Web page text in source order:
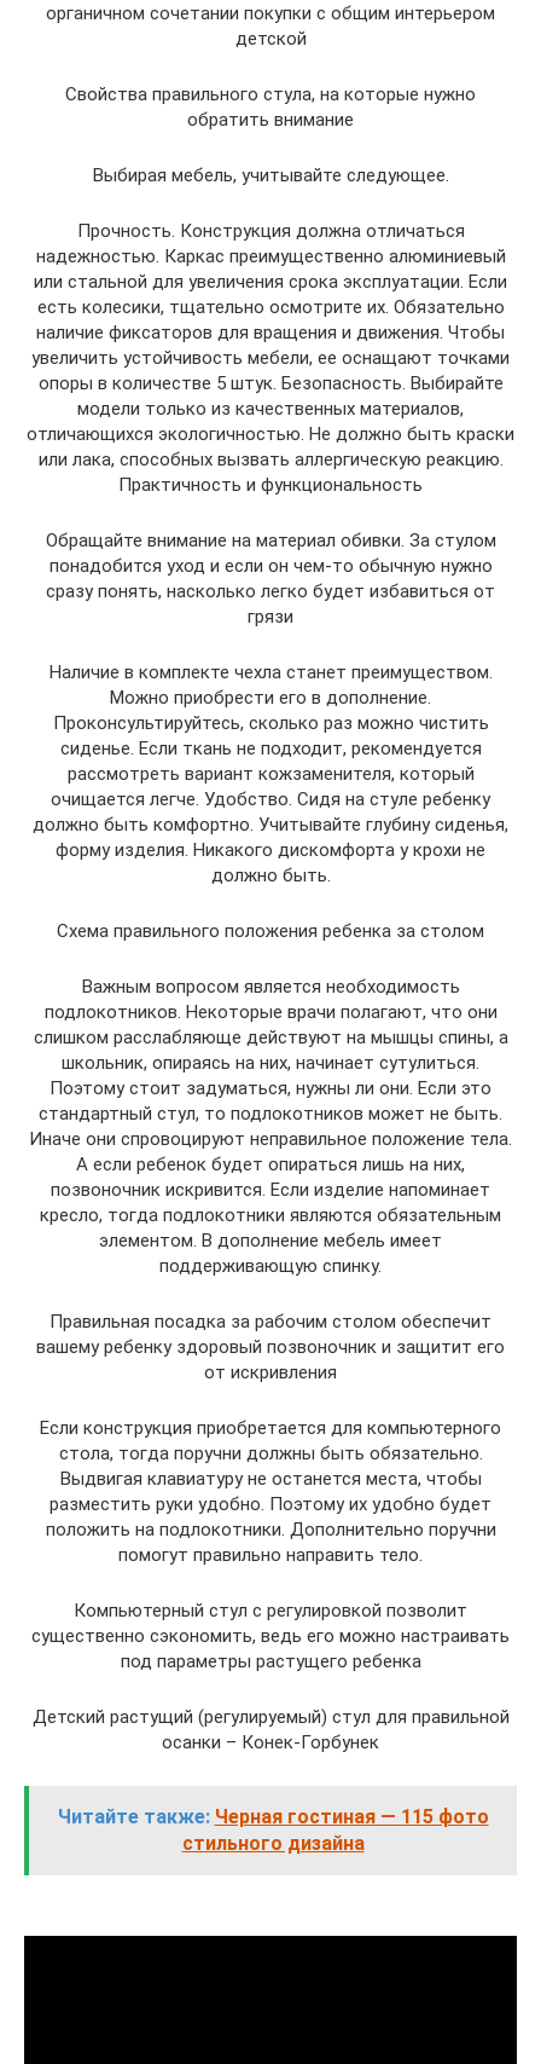
органичном сочетании покупки с общим интерьером
детской
Свойства правильного стула, на которые нужно
обратить внимание
Выбирая мебель, учитывайте следующее.
Прочность. Конструкция должна отличаться
надежностью. Каркас преимущественно алюминиевый
или стальной для увеличения срока эксплуатации. Если
есть колесики, тщательно осмотрите их. Обязательно
наличие фиксаторов для вращения и движения. Чтобы
увеличить устойчивость мебели, ее оснащают точками
опоры в количестве 5 штук. Безопасность. Выбирайте
модели только из качественных материалов,
отличающихся экологичностью. Не должно быть краски
или лака, способных вызвать аллергическую реакцию.
Практичность и функциональность
Обращайте внимание на материал обивки. За стулом
понадобится уход и если он чем-то обычную нужно
сразу понять, насколько легко будет избавиться от
грязи
Наличие в комплекте чехла станет преимуществом.
Можно приобрести его в дополнение.
Проконсультируйтесь, сколько раз можно чистить
сиденье. Если ткань не подходит, рекомендуется
рассмотреть вариант кожзаменителя, который
очищается легче. Удобство. Сидя на стуле ребенку
должно быть комфортно. Учитывайте глубину сиденья,
форму изделия. Никакого дискомфорта у крохи не
должно быть.
Схема правильного положения ребенка за столом
Важным вопросом является необходимость
подлокотников. Некоторые врачи полагают, что они
слишком расслабляюще действуют на мышцы спины, а
школьник, опираясь на них, начинает сутулиться.
Поэтому стоит задуматься, нужны ли они. Если это
стандартный стул, то подлокотников может не быть.
Иначе они спровоцируют неправильное положение тела.
А если ребенок будет опираться лишь на них,
позвоночник искривится. Если изделие напоминает
кресло, тогда подлокотники являются обязательным
элементом. В дополнение мебель имеет
поддерживающую спинку.
Правильная посадка за рабочим столом обеспечит
вашему ребенку здоровый позвоночник и защитит его
от искривления
Если конструкция приобретается для компьютерного
стола, тогда поручни должны быть обязательно.
Выдвигая клавиатуру не останется места, чтобы
разместить руки удобно. Поэтому их удобно будет
положить на подлокотники. Дополнительно поручни
помогут правильно направить тело.
Компьютерный стул с регулировкой позволит
существенно сэкономить, ведь его можно настраивать
под параметры растущего ребенка
Детский растущий (регулируемый) стул для правильной
осанки – Конек-Горбунек
Читайте также: Черная гостиная — 115 фото
стильного дизайна